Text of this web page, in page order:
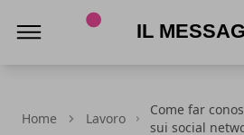
Home Lavoro
Come far
sui social